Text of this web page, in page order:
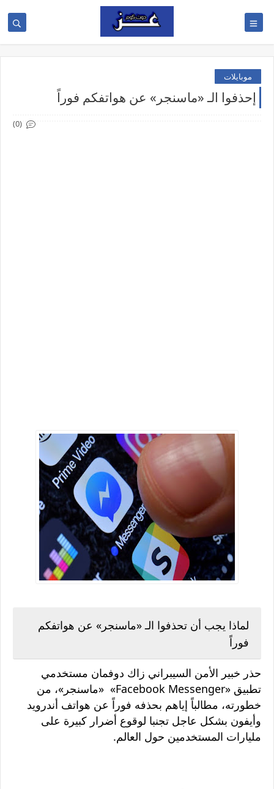
موبايلات
إحذفوا الـ «ماسنجر» عن هواتفكم فوراً
(0)
لماذا يجب أن تحذفوا الـ «ماسنجر» عن هواتفكم
فوراً
حذر خبير الأمن السيبراني زاك دوفمان مستخدمي
تطبيق «Facebook Messenger» «ماسنجر»، من
خطورته، مطالباً إياهم بحذفه فوراً عن هواتف أندرويد
وأيفون بشكل عاجل تجنبا لوقوع أضرار كبيرة على
مليارات المستخدمين حول العالم.